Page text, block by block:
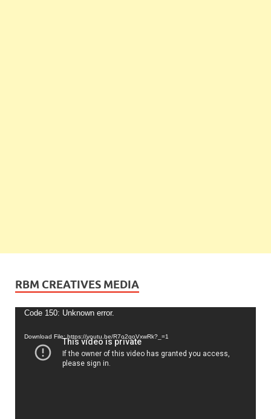
RBM CREATIVES MEDIA
Video
Code 150: Unknown error.
Download File: https://youtu.be/R7o2qoVxwRk?_=1